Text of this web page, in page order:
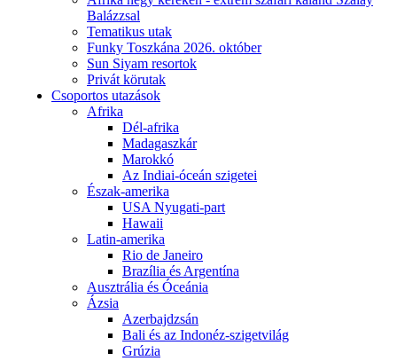
Balázzsal
Tematikus utak
Funky Toszkána 2026. október
Sun Siyam resortok
Privát körutak
Csoportos utazások
Afrika
Dél-afrika
Madagaszkár
Marokkó
Az Indiai-óceán szigetei
Észak-amerika
USA Nyugati-part
Hawaii
Latin-amerika
Rio de Janeiro
Brazília és Argentína
Ausztrália és Óceánia
Ázsia
Azerbajdzsán
Bali és az Indonéz-szigetvilág
Grúzia